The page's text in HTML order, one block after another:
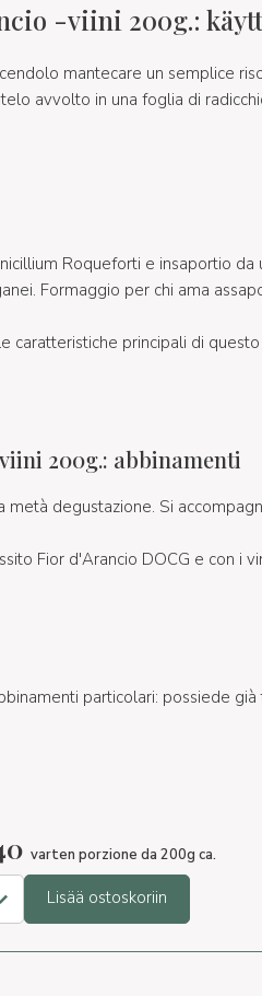
-viini 200g.:
mantecare un semplice
avvolto in una foglia di
Roqueforti e insaportio da
Formaggio per chi ama
caratteristiche principali di
200g.: abbinamenti
degustazione. Si
Fior d'Arancio DOCG e con i
particolari: possiede
varten porzione da 200g ca.
Lisää ostoskoriin